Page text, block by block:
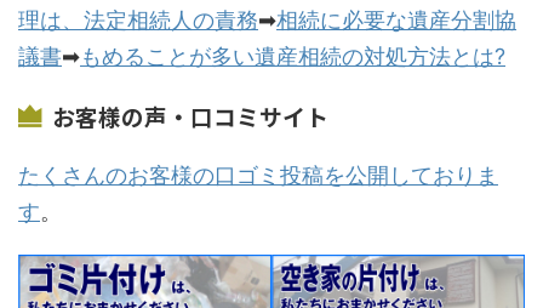
理は、法定相続人の責務➡相続に必要な遺産分割協
議書➡もめることが多い遺産相続の対処方法とは?
お客様の声・口コミサイト
たくさんのお客様の口ゴミ投稿を公開しておりま
す。